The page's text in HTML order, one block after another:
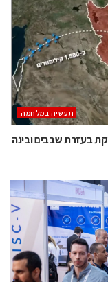
תעשיה במלחמה
בעזרת שבבים ובינה